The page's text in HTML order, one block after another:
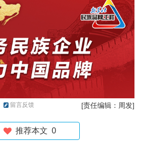
留言反馈 [责任编辑：周发]
推荐本文 0